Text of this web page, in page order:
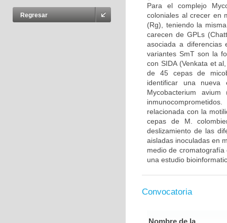
Regresar
Para el complejo
coloniales al crecer en
(Rg), teniendo la
carecen de GPLs
asociada a diferencias
variantes SmT son la
con SIDA (Venkata et
de 45 cepas de
identificar una nueva
Mycobacterium
relacionada con la
cepas de M.
deslizamiento de las
aisladas inoculadas en
medio de
una estudio
Convocatoria
Nombre de la